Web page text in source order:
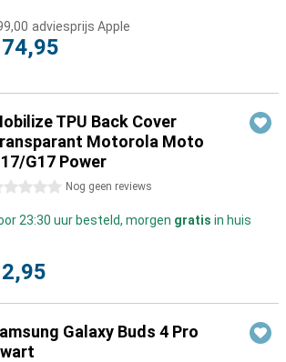
adviesprijs Apple
TPU Back Cover
Motorola Moto
G17 Power
Nog geen reviews
23:30 uur besteld, morgen gratis in huis
Galaxy Buds 4 Pro